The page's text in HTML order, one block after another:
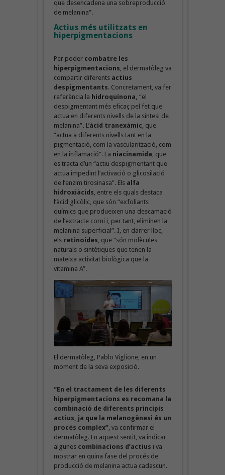
que desencadena una sobreproducció
de melanina”.
Actius més utilitzats en
hiperpigmentacions
Per poder combatre les
hiperpigmentacions , el dermatòleg va
compartir diferents actius
despigmentants. Concretament, va fer
referència la hidroquinona, “el
despigmentant més eficaç pel fet que
actua en diferents nivells de la síntesi de
melanina”. L’àcid tranexàmic , que
“actua a diferents nivells tant en la
pigmentació, com la vascularització, com
en la inflamació”. La niacinamida , que
es tracta d’un “actiu despigmentant que
actua impedint l’activació o glicosilació
de l’enzim tirosinasa”. Els alfa
hidroxiàcids , entre els quals destaca
l’àcid glicòlic, que són “exfoliants
químics que produeixen una descamació
de l’extracte corni i, per tant, eliminen la
melanina superficial”. I, en darrer lloc,
els retinoides , que “són molècules
naturals o sintètiques que tenen la
mateixa activitat biològica que la
vitamina A”.
El dermatòleg, Pablo Viglione, en un
moment de la seva exposició.
“En el tractament de les diferents
hiperpigmentacions es recomana la
combinació de diferents principis
actius, ja que la melanogènesi és un
procés complex”, va confirmar el
dermatòleg. En aquest sentit, va indicar
algunes combinacions d’actius i va
mostrar en quina fase del procés de
producció de melanina actua cadascun.